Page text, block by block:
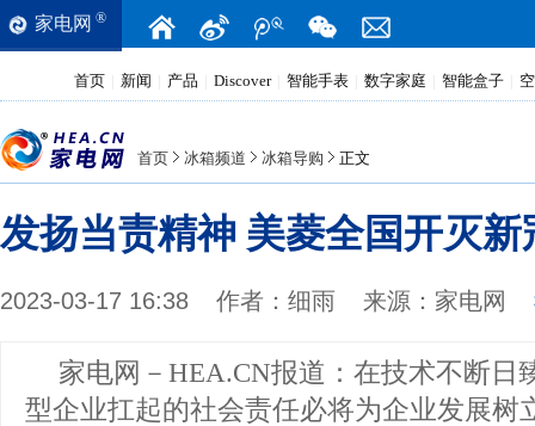
家电网 ®
首页 新闻 产品 Discover 智能手表 数字家庭 智能盒子
首页 冰箱频道 冰箱导购 正文
发扬当责精神 美菱全国开灭
2023-03-17 16:38 作者： 细雨 来源： 家电网
家电网－HEA.CN报道： 在技术不断日
型企业扛起的社会责任必将为企业发展树